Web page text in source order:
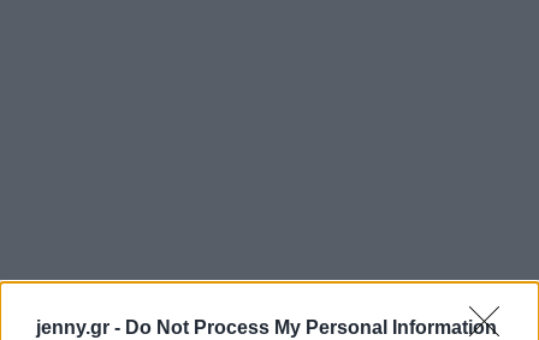
jenny.gr - Do Not Process My Personal Information